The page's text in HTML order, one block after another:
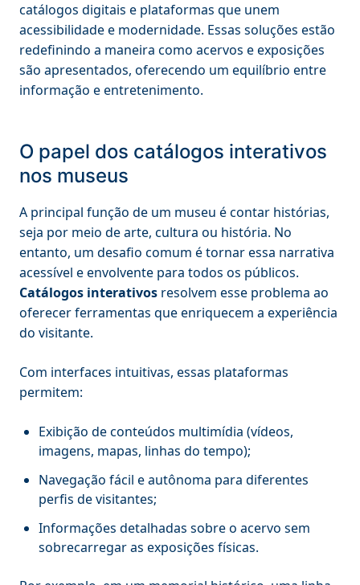
catálogos digitais e plataformas que unem
acessibilidade e modernidade. Essas soluções estão
redefinindo a maneira como acervos e exposições
são apresentados, oferecendo um equilíbrio entre
informação e entretenimento.
O papel dos catálogos interativos
nos museus
A principal função de um museu é contar histórias,
seja por meio de arte, cultura ou história. No
entanto, um desafio comum é tornar essa narrativa
acessível e envolvente para todos os públicos.
Catálogos interativos resolvem esse problema ao
oferecer ferramentas que enriquecem a experiência
do visitante.
Com interfaces intuitivas, essas plataformas
permitem:
Exibição de conteúdos multimídia (vídeos,
imagens, mapas, linhas do tempo);
Navegação fácil e autônoma para diferentes
perfis de visitantes;
Informações detalhadas sobre o acervo sem
sobrecarregar as exposições físicas.